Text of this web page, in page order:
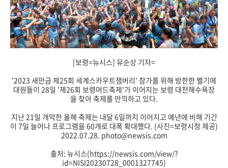
[보령=뉴시스] 유순상 기자=
'2023 새만금 제25회 세계스카우트잼버리' 참가를 위해 방한한 벨기에
대원들이 28일 '제26회 보령머드축제'가 이어지는 보령 대천해수욕장
을 찾아 축제를 만끽하고 있다.
지난 21일 개막한 올해 축제는 내달 6일까지 이어지고 예년에 비해 기간
이 7일 늘어나 프로그램을 60개로 대폭 확대했다. (사진=보령시청 제공)
2022.07.28. photo@newsis.com
출처: 뉴시스(https://newsis.com/view/?
id=NISI20230728_0001327745)